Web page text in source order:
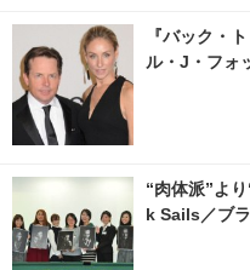
『バック・
ル・J・フォ
“肉体派”よ
k Sails／ブ